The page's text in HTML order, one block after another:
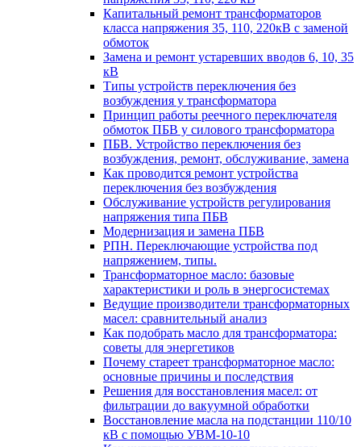
Капитальный ремонт трансформаторов
класса напряжения 35, 110, 220кВ с заменой
обмоток
Замена и ремонт устаревших вводов 6, 10, 35
кВ
Типы устройств переключения без
возбуждения у трансформатора
Принцип работы реечного переключателя
обмоток ПБВ у силового трансформатора
ПБВ. Устройство переключения без
возбуждения, ремонт, обслуживание, замена
Как проводится ремонт устройства
переключения без возбуждения
Обслуживание устройств регулирования
напряжения типа ПБВ
Модернизация и замена ПБВ
РПН. Переключающие устройства под
напряжением, типы.
Трансформаторное масло: базовые
характеристики и роль в энергосистемах
Ведущие производители трансформаторных
масел: сравнительный анализ
Как подобрать масло для трансформатора:
советы для энергетиков
Почему стареет трансформаторное масло:
основные причины и последствия
Решения для восстановления масел: от
фильтрации до вакуумной обработки
Восстановление масла на подстанции 110/10
кВ с помощью УВМ-10-10